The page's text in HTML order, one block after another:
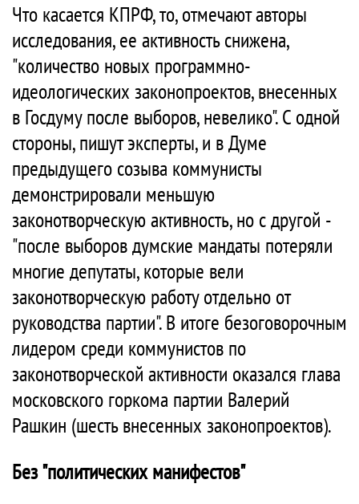
Что касается КПРФ, то, отмечают авторы
исследования, ее активность снижена,
"количество новых программно-
идеологических законопроектов, внесенных
в Госдуму после выборов, невелико". С одной
стороны, пишут эксперты, и в Думе
предыдущего созыва коммунисты
демонстрировали меньшую
законотворческую активность, но с другой -
"после выборов думские мандаты потеряли
многие депутаты, которые вели
законотворческую работу отдельно от
руководства партии". В итоге безоговорочным
лидером среди коммунистов по
законотворческой активности оказался глава
московского горкома партии Валерий
Рашкин (шесть внесенных законопроектов).
Без "политических манифестов"